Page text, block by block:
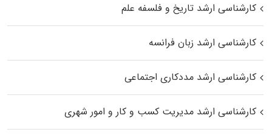
کارشناسی ارشد تاریخ و فلسفه علم
کارشناسی ارشد زبان فرانسه
کارشناسی ارشد مددکاری اجتماعی
کارشناسی ارشد مدیریت کسب و کار و امور شهری